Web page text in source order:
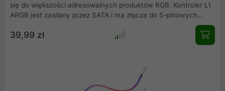
się do większości adresowalnych produktów RGB. Kontroler L1
ARGB jest zasilany przez SATA i ma złącza do 5-pinowych
urządzeń ARGB, a także złącza Phanteks DRGB i Corsair ARGB.
Za pomocą dostarczonego pilota RF możliwe jest ponad 300
39,99 zł